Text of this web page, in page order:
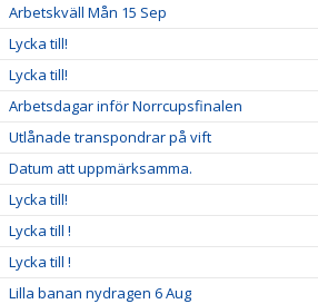
Arbetskväll Mån 15 Sep
Lycka till!
Lycka till!
Arbetsdagar inför Norrcupsfinalen
Utlånade transpondrar på vift
Datum att uppmärksamma.
Lycka till!
Lycka till !
Lycka till !
Lilla banan nydragen 6 Aug